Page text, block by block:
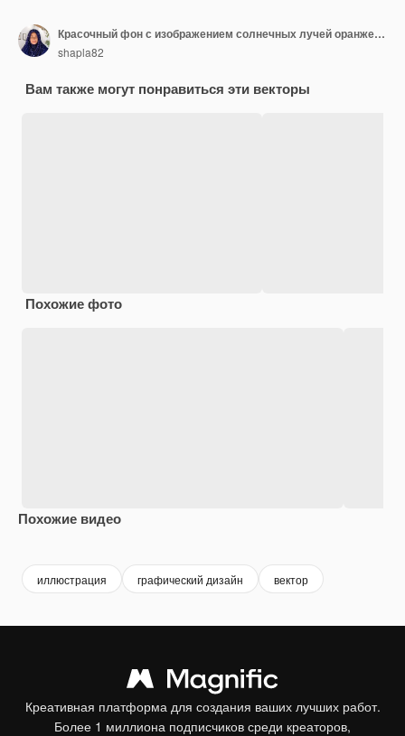
Красочный фон с изображением солнечных лучей оранжевого, желтого и синего цветов.
shapla82
Вам также могут понравиться эти векторы
Похожие фото
Похожие видео
иллюстрация графический дизайн вектор
Креативная платформа для создания ваших лучших работ.
Более 1 миллиона подписчиков среди креаторов,